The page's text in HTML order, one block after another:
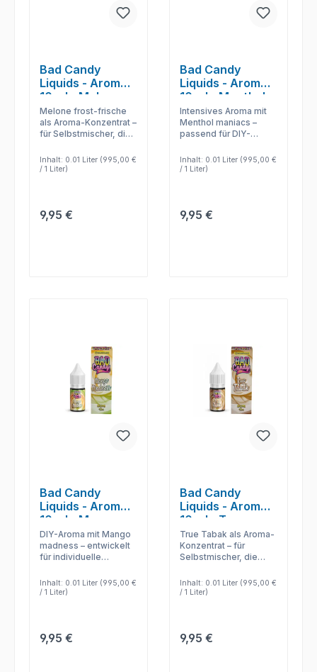
Bad Candy
Liquids - Aromen
10 ml - Melon
Frost
Melone frost-frische
als Aroma-Konzentrat –
für Selbstmischer, die
Intensität selbst
festlegen.
Inhalt: 0.01 Liter (995,00 €
/ 1 Liter)
Regulärer Preis:
9,95 €
Bad Candy
Liquids - Aromen
10 ml - Menthol
Maniacs
Intensives Aroma mit
Menthol maniacs –
passend für DIY-
Mischungen und
individuelle Dosierung.
Inhalt: 0.01 Liter (995,00 €
/ 1 Liter)
Regulärer Preis:
9,95 €
Bad Candy
Liquids - Aromen
10 ml - Mango
Madness
DIY-Aroma mit Mango
madness – entwickelt
für individuelle
kontrollierte
Aromastärke.
Inhalt: 0.01 Liter (995,00 €
/ 1 Liter)
Regulärer Preis:
9,95 €
Bad Candy
Liquids - Aromen
10 ml - True
Tabak
True Tabak als Aroma-
Konzentrat – für
Selbstmischer, die
Intensität selbst
festlegen.
Inhalt: 0.01 Liter (995,00 €
/ 1 Liter)
Regulärer Preis:
9,95 €